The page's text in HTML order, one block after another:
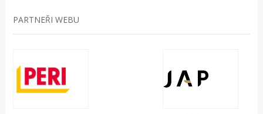
PARTNEŘI WEBU